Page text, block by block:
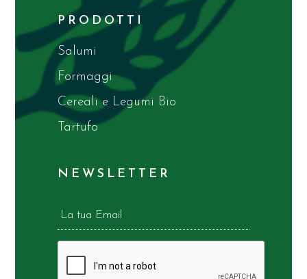
PRODOTTI
Salumi
Formaggi
Cereali e Legumi Bio
Tartufo
NEWSLETTER